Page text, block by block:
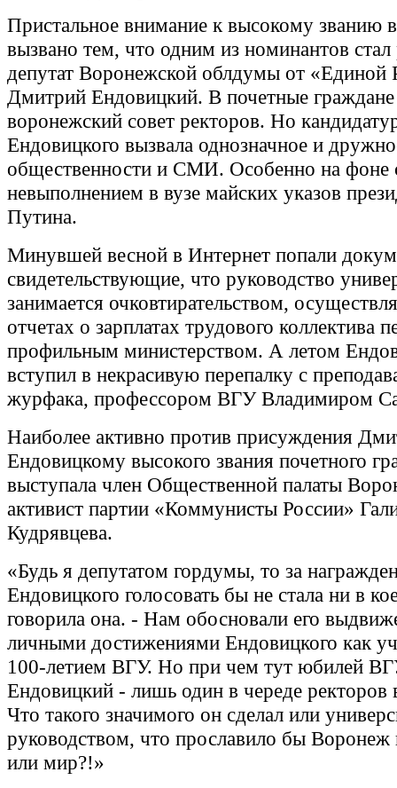
Пристальное внимание к высокому званию
вызвано тем, что одним из номинантов
депутат Воронежской облдумы от «Единой
Дмитрий Ендовицкий. В почетные граждане
воронежский совет ректоров. Но
Ендовицкого вызвала однозначное и
общественности и СМИ. Особенно на фоне
невыполнением в вузе майских указов
Путина.
Минувшей весной в Интернет попали
свидетельствующие, что руководство
занимается очковтирательством,
отчетах о зарплатах трудового коллектива
профильным министерством. А летом
вступил в некрасивую перепалку с
журфака, профессором ВГУ Владимиром
Наиболее активно против присуждения
Ендовицкому высокого звания почетного
выступала член Общественной палаты
активист партии «Коммунисты России»
Кудрявцева.
«Будь я депутатом гордумы, то за
Ендовицкого голосовать бы не стала ни в
говорила она. - Нам обосновали его
личными достижениями Ендовицкого как
100-летием ВГУ. Но при чем тут юбилей
Ендовицкий - лишь один в череде ректоров
Что такого значимого он сделал или
руководством, что прославило бы Воронеж
или мир?!»